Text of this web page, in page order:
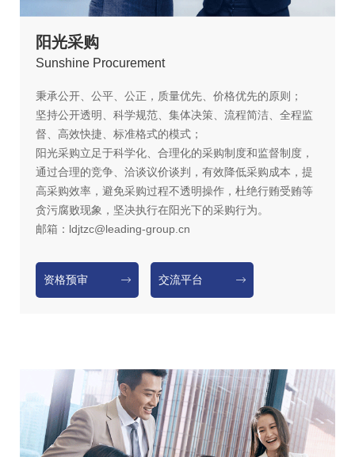
阳光采购
Sunshine Procurement
秉承公开、公平、公正，质量优先、价格优先的原则；
坚持公开透明、科学规范、集体决策、流程简洁、全程监
督、高效快捷、标准格式的模式；
阳光采购立足于科学化、合理化的采购制度和监督制度，
通过合理的竞争、洽谈议价谈判，有效降低采购成本，提
高采购效率，避免采购过程不透明操作，杜绝行贿受贿等
贪污腐败现象，坚决执行在阳光下的采购行为。
邮箱：ldjtzc@leading-group.cn
资格预审 交流平台